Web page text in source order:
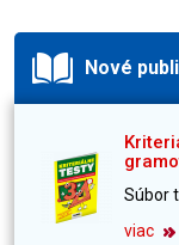
Nové
Súbor
viac